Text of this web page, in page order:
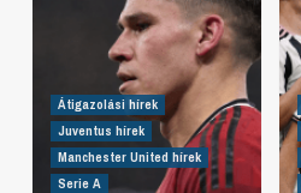
Átigazolási hírek
Juventus hírek
Manchester United hírek
Serie A